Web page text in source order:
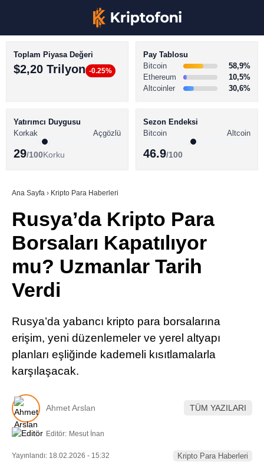
Youtube
TikTok
Telegram
BİTCOİN HABERLERİ
ALTCOİN HABERLERİ
SÖZLÜK
Toplam Piyasa Değeri
$2,20 Trilyon -0.25%
Pay Tablosu
Bitcoin
58,9%
Ethereum
10,5%
Altcoinler
30,6%
Yatırımcı Duygusu
Korkak
Açgözlü
29/100Korku
Sezon Endeksi
Bitcoin
Altcoin
46.9/100
Ana Sayfa › Kripto Para Haberleri
Rusya’da Kripto Para
Borsaları Kapatılıyor
mu? Uzmanlar Tarih
Verdi
Rusya’da yabancı kripto para borsalarına
erişim, yeni düzenlemeler ve yerel altyapı
planları eşliğinde kademeli kısıtlamalarla
karşılaşacak.
Ahmet Arslan TÜM YAZILARI
Editör: Mesut İnan
Yayınlandı: 18.02.2026 - 15:32 Kripto Para Haberleri